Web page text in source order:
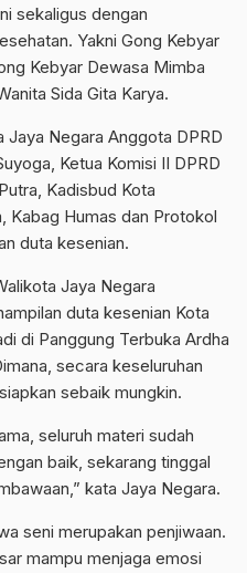
sekaligus dengan
Yakni Gong Kebyar
Kebyar Dewasa Mimba
Sida Gita Karya.
Jaya Negara Anggota DPRD
Ketua Komisi II DPRD
Kadisbud Kota
Kabag Humas dan Protokol
duta kesenian.
Jaya Negara
duta kesenian Kota
di Panggung Terbuka Ardha
secara keseluruhan
sebaik mungkin.
seluruh materi sudah
baik, sekarang tinggal
kata Jaya Negara.
seni merupakan penjiwaan.
mampu menjaga emosi